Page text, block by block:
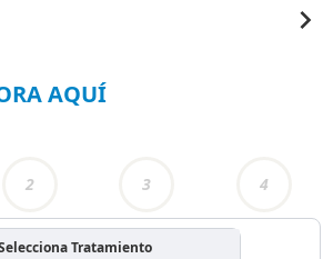
AQUÍ
2 3 4
Tratamiento